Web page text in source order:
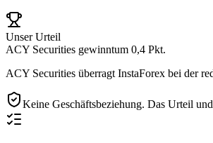
Unser Urteil
ACY Securities gewinntum 0,4 Pkt.
ACY Securities überragt InstaForex bei der
Keine Geschäftsbeziehung. Das Urteil